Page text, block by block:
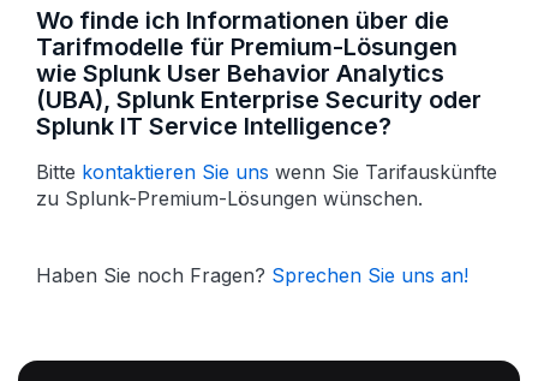
Wo finde ich Informationen über die
Tarif­modelle für Premium-Lösungen
wie Splunk User Behavior Analytics
(UBA), Splunk Enterprise Security oder
Splunk IT Service Intelligence?
Bitte kontaktieren Sie uns wenn Sie Tarif­auskünfte
zu Splunk-Premium-Lösungen wünschen.
Haben Sie noch Fragen? Sprechen Sie uns an!